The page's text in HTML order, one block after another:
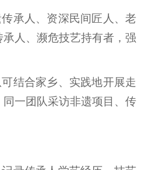
承人、资深民间匠人、老
人、濒危技艺持有者，强
结合家乡、实践地开展走
一团队采访非遗项目、传